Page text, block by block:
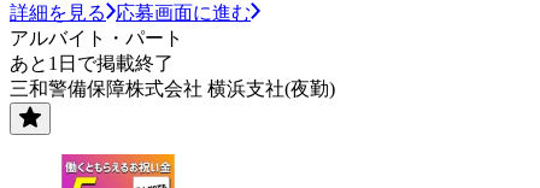
詳細を見る
応募画面に進む
アルバイト・パート
あと1日で掲載終了
三和警備保障株式会社 横浜支社(夜勤)